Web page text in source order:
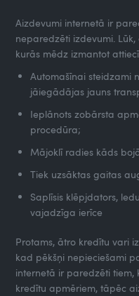
Aizdevumi internetā ir
neparedzēti izdevumi.
kurās mēdz izmantot
Automašīnai steidzami
jāiegādājas jauns
Ieplānots zobārsta
procedūra;
Mājoklī radies kāds
Tiek uzsāktas gaitas
Saplīsis klēpjdators,
vajadzīga ierīce
Protams, ātro kredītu vari
kad pēkšņi nepieciešami
internetā ir paredzēti tiem,
kredītu apmēriem, tāpēc